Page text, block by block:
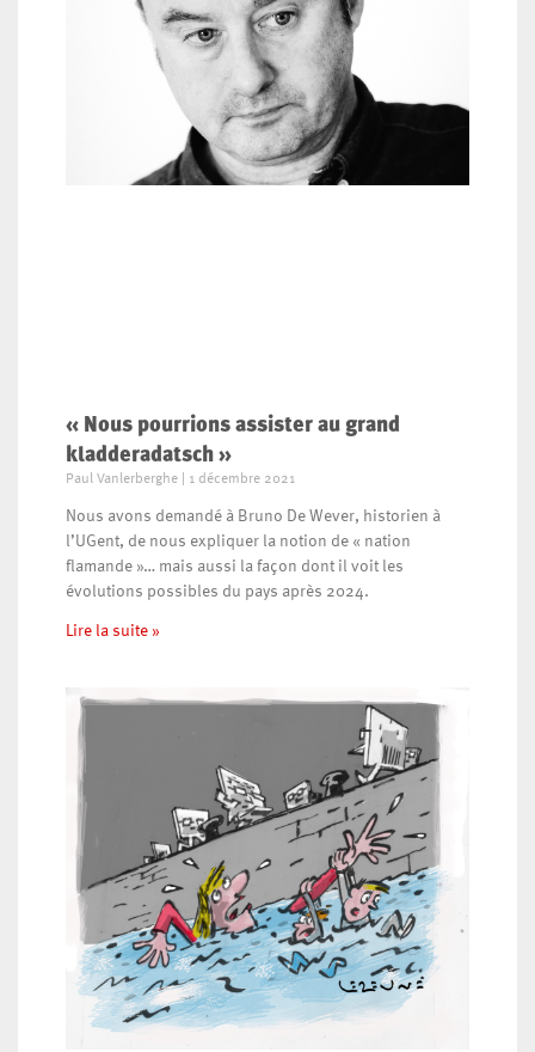
« Nous pourrions assister au grand
kladderadatsch »
Paul Vanlerberghe 1 décembre 2021
Nous avons demandé à Bruno De Wever, historien à
l’UGent, de nous expliquer la notion de « nation
flamande »… mais aussi la façon dont il voit les
évolutions possibles du pays après 2024.
Lire la suite »